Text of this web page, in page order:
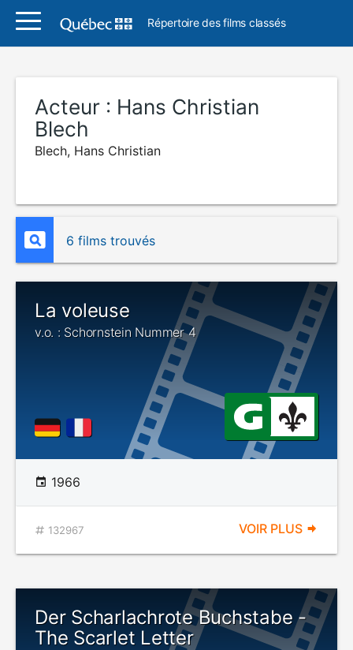
Répertoire des films classés
Acteur : Hans Christian
Blech
Blech, Hans Christian
6 films trouvés
La voleuse
v.o. : Schornstein Nummer 4
1966
132967 VOIR PLUS
Der Scharlachrote Buchstabe -
The Scarlet Letter